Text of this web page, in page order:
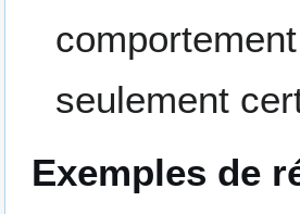
seulement
Exemples de